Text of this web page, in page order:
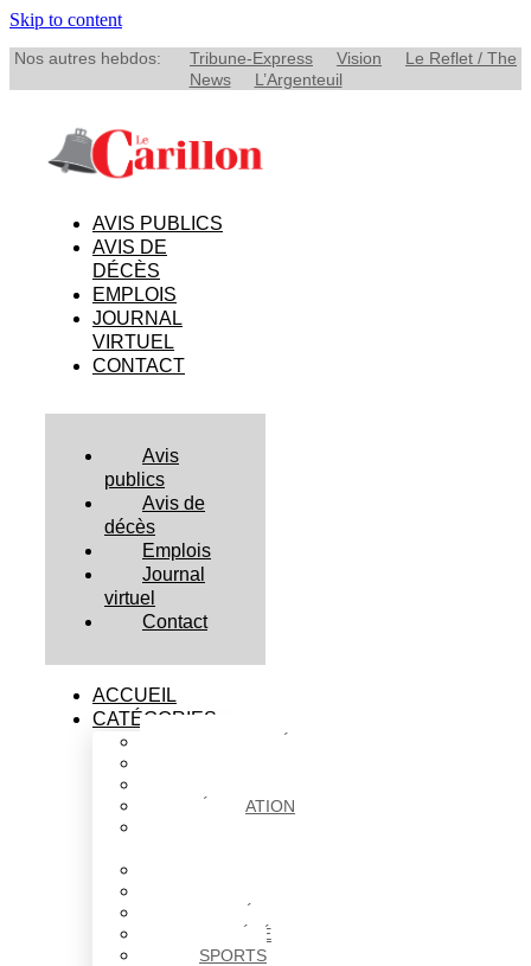
Skip to content
Nos autres hebdos: Tribune-Express Vision
Le Reflet / The
News
L’Argenteuil
AVIS PUBLICS
AVIS DE
DÉCÈS
EMPLOIS
JOURNAL
VIRTUEL
CONTACT
Avis
publics
Avis de
décès
Emplois
Journal
virtuel
Contact
ACCUEIL
CATÉGORIES
ÉDUCATION
SOCIÉTÉ
SPORTS